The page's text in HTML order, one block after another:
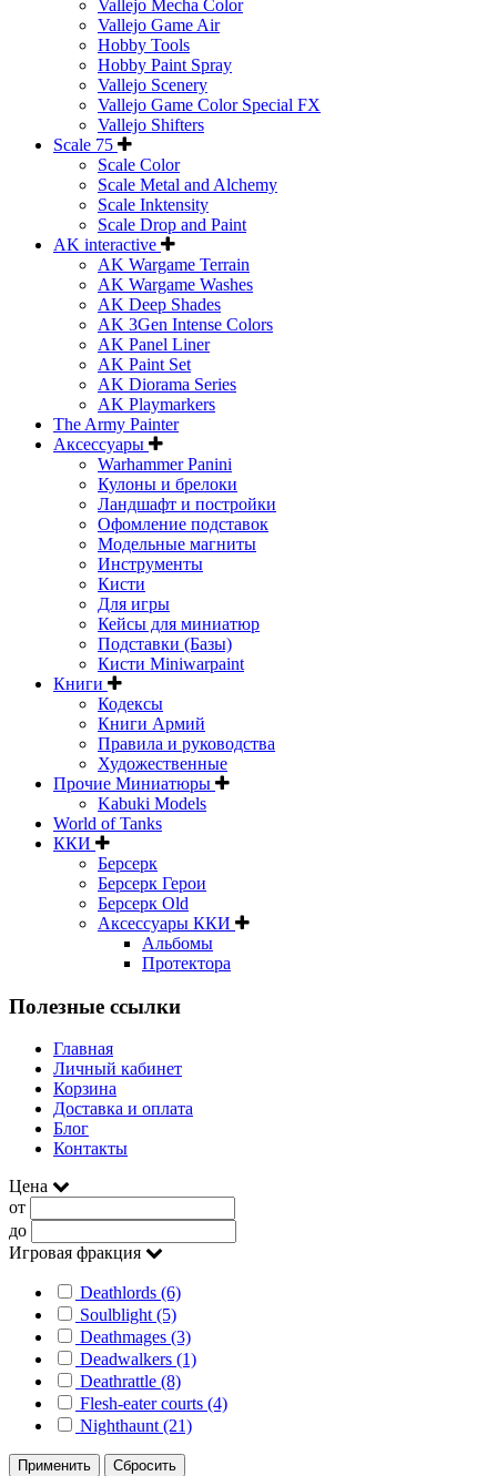
Vallejo Mecha Color
Vallejo Game Air
Hobby Tools
Hobby Paint Spray
Vallejo Scenery
Vallejo Game Color Special FX
Vallejo Shifters
Scale 75
Scale Color
Scale Metal and Alchemy
Scale Inktensity
Scale Drop and Paint
AK interactive
AK Wargame Terrain
AK Wargame Washes
AK Deep Shades
AK 3Gen Intense Colors
AK Panel Liner
AK Paint Set
AK Diorama Series
AK Playmarkers
The Army Painter
Аксессуары
Warhammer Panini
Кулоны и брелоки
Ландшафт и постройки
Офомление подставок
Модельные магниты
Инструменты
Кисти
Для игры
Кейсы для миниатюр
Подставки (Базы)
Кисти Miniwarpaint
Книги
Кодексы
Книги Армий
Правила и руководства
Художественные
Прочие Миниатюры
Kabuki Models
World of Tanks
ККИ
Берсерк
Берсерк Герои
Берсерк Old
Аксессуары ККИ
Альбомы
Протектора
Полезные ссылки
Главная
Личный кабинет
Корзина
Доставка и оплата
Блог
Контакты
Цена
от
до
Игровая фракция
Deathlords (6)
Soulblight (5)
Deathmages (3)
Deadwalkers (1)
Deathrattle (8)
Flesh-eater courts (4)
Nighthaunt (21)
Применить Сбросить